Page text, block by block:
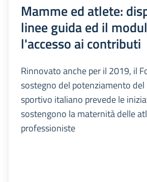
Mamme ed atlete:
linee guida ed il
l'accesso ai contributi
Rinnovato anche per il 2019, il
sostegno del potenziamento
sportivo italiano prevede le
sostengono la maternità delle
professioniste